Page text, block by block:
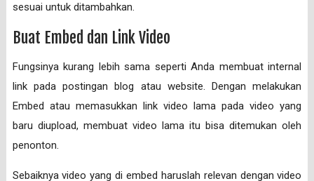
sesuai untuk ditambahkan.
Buat Embed dan Link Video
Fungsinya kurang lebih sama seperti Anda membuat internal
link pada postingan blog atau website. Dengan melakukan
Embed atau memasukkan link video lama pada video yang
baru diupload, membuat video lama itu bisa ditemukan oleh
penonton.
Sebaiknya video yang di embed haruslah relevan dengan video